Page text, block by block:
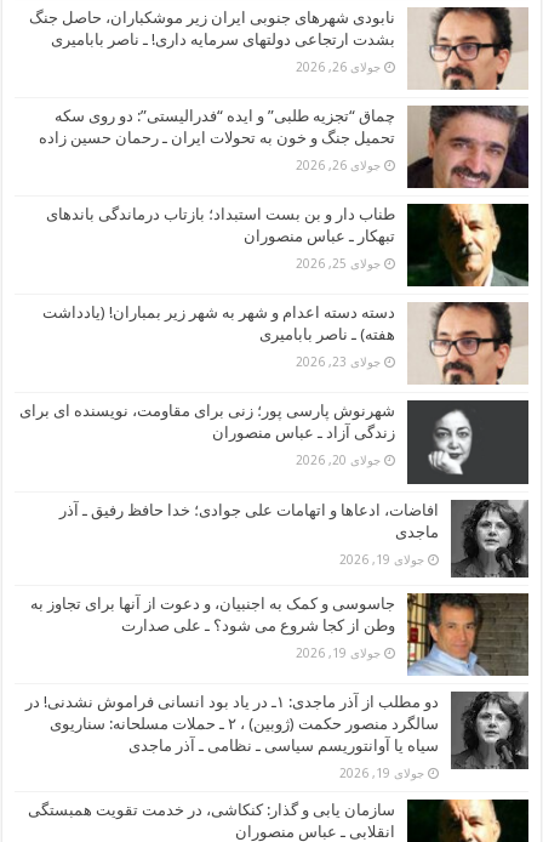
نابودی شهرهای جنوبی ایران زیر موشکباران، حاصل جنگ
بشدت ارتجاعی دولتهای سرمایه داری! ـ ناصر بابامیری
جولای 26, 2026
چماق “تجزیه طلبی” و ایده “فدرالیستی”: دو روی سکه
تحمیل جنگ و خون به تحولات ایران ـ رحمان حسین زاده
جولای 26, 2026
طناب دار و بن بست استبداد؛ بازتاب درماندگی باندهای
تبهکار ـ عباس منصوران
جولای 25, 2026
دسته دسته اعدام و شهر به شهر زیر بمباران! (یادداشت
هفته) ـ ناصر بابامیری
جولای 23, 2026
شهرنوش پارسی پور؛ زنی برای مقاومت، نویسنده ای برای
زندگی آزاد ـ عباس منصوران
جولای 20, 2026
افاضات، ادعاها و اتهامات علی جوادی؛ خدا حافظ رفیق ـ آذر
ماجدی
جولای 19, 2026
جاسوسی و کمک به اجنبیان، و دعوت از آنها برای تجاوز به
وطن از کجا شروع می شود؟ ـ علی صدارت
جولای 19, 2026
دو مطلب از آذر ماجدی: ۱ـ در یاد بود انسانی فراموش نشدنی! در
سالگرد منصور حکمت (ژوبین) ، ۲ ـ حملات مسلحانه: سناریوی
سیاه یا آوانتوریسم سیاسی ـ نظامی ـ آذر ماجدی
جولای 19, 2026
سازمان یابی و گذار: کنکاشی، در خدمت تقویت همبستگی
انقلابی ـ عباس منصوران